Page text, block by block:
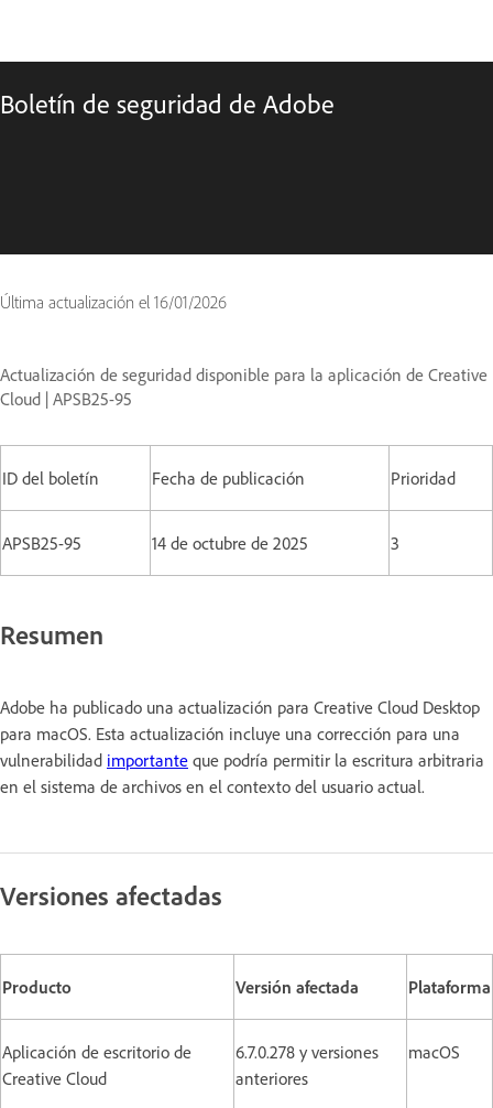
Boletín de seguridad de Adobe
Última actualización el 16/01/2026
Actualización de seguridad disponible para la aplicación de Creative
Cloud | APSB25-95
ID del boletín Fecha de publicación Prioridad
APSB25-95 14 de octubre de 2025 3
Resumen
Adobe ha publicado una actualización para Creative Cloud Desktop
para macOS. Esta actualización incluye una corrección para una
vulnerabilidad importante que podría permitir la escritura arbitraria
en el sistema de archivos en el contexto del usuario actual.
Versiones afectadas
Producto Versión afectada Plataforma
Aplicación de escritorio de
Creative Cloud
6.7.0.278 y versiones
anteriores
macOS